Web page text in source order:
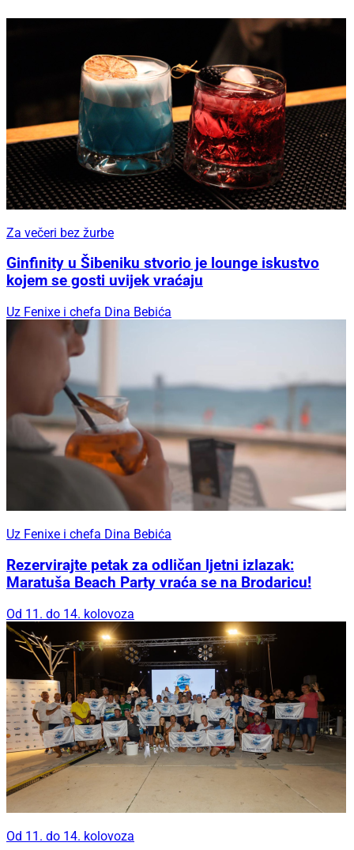
Za večeri bez žurbe
Ginfinity u Šibeniku stvorio je lounge iskustvo
kojem se gosti uvijek vraćaju
Uz Fenixe i chefa Dina Bebića
Uz Fenixe i chefa Dina Bebića
Rezervirajte petak za odličan ljetni izlazak:
Maratuša Beach Party vraća se na Brodaricu!
Od 11. do 14. kolovoza
Od 11. do 14. kolovoza